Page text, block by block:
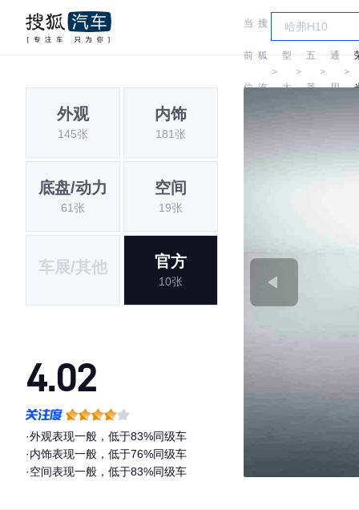
当
前
位
置:
搜
狐
汽
车
＞
车
型
大
＞
五
菱
＞
通
用
＞
外观
145张
内饰
181张
底盘/动力
61张
空间
19张
车展/其他 官方
10张
4.02
·外观表现一般，低于83%同级车
·内饰表现一般，低于76%同级车
·空间表现一般，低于83%同级车